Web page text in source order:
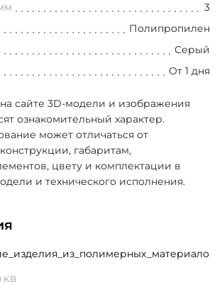
3
Полипропилен
Серый
От 1 дня
сайте 3D-модели и изображения
ознакомительный характер.
может отличаться от
габаритам,
цвету и комплектации в
и технического исполнения.
KB